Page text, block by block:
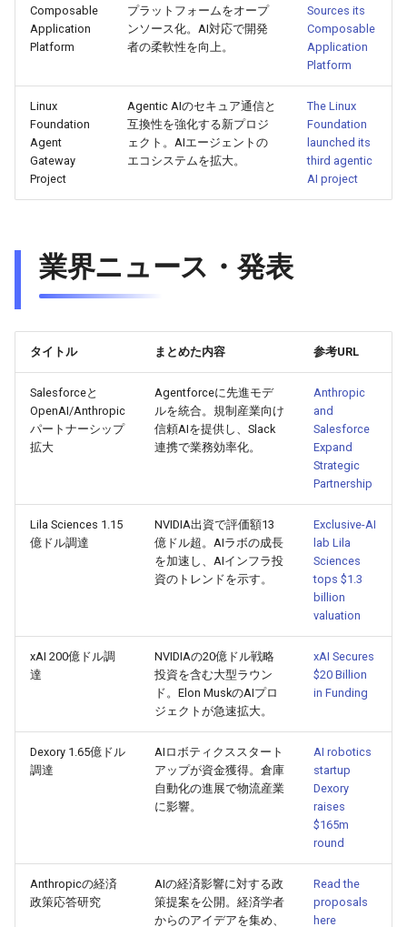
2026-05-07
2026-05-06
2026-05-05
2026-05-04
2026-05-02
2026-04-29
2026-04-28
2026-04-26
2026-04-25
2026-04-23
2026-04-22
2026-04-21
2026-04-20
2026-04-18
2026-04-17
2025-10-22
2025-10-21
2025-10-20
2025-10-19
2025-10-17
2025-10-14
2025-10-13
2025-10-11
2025-10-10
2025-10-08
2025-10-07
2025-10-06
2025-10-05
2025-10-03
2025-10-02
2026-05-07
2026-05-05
2026-05-04
2026-05-02
2026-05-01
2026-04-30
2026-04-29
2026-04-28
2026-04-26
2026-04-23
2026-04-21
2026-04-18
2026-05-04
2026-05-03
2026-05-02
2026-05-01
2026-04-29
2026-04-26
2026-04-25
2026-04-23
2026-04-22
2026-04-20
2026-04-19
2026-04-18
2026-04-17
2026-04-15
2026-04-14
2025-10-22
2025-10-21
2025-10-20
2025-10-19
2025-10-17
2025-10-14
2025-10-13
2025-10-11
2025-10-10
2025-10-08
2025-10-07
2025-10-06
2025-10-05
2025-10-03
2025-10-02
2026-05-03
2026-05-02
2026-05-01
2026-04-30
2026-04-28
2026-04-25
2026-04-24
2026-04-22
2026-04-21
2026-04-19
2026-04-18
2026-04-17
2026-04-16
2026-04-14
2026-04-13
2025-10-22
2025-10-21
2025-10-20
2025-10-19
2025-10-17
2025-10-14
2025-10-13
2025-10-11
2025-10-10
2025-10-08
2025-10-07
2025-10-06
2025-10-05
2025-10-03
2025-10-02
Composable
Application
Platform
プラットフォームをオープ
ンソース化。AI対応で開発
者の柔軟性を向上。
Sources its
Composable
Application
Platform
Linux
Foundation
Agent
Gateway
Project
Agentic AIのセキュア通信と
互換性を強化する新プロジ
ェクト。AIエージェントの
エコシステムを拡大。
The Linux
Foundation
launched its
third agentic
AI project
業界ニュース・発表
タイトル まとめた内容 参考URL
Salesforceと
OpenAI/Anthropic
パートナーシップ
拡大
Agentforceに先進モデ
ルを統合。規制産業向け
信頼AIを提供し、Slack
連携で業務効率化。
Anthropic
and
Salesforce
Expand
Strategic
Partnership
Lila Sciences 1.15
億ドル調達
NVIDIA出資で評価額13
億ドル超。AIラボの成長
を加速し、AIインフラ投
資のトレンドを示す。
Exclusive-AI
lab Lila
Sciences
tops $1.3
billion
valuation
xAI 200億ドル調
達
NVIDIAの20億ドル戦略
投資を含む大型ラウン
ド。Elon MuskのAIプロ
ジェクトが急速拡大。
xAI Secures
$20 Billion
in Funding
Dexory 1.65億ドル
調達
AIロボティクススタート
アップが資金獲得。倉庫
自動化の進展で物流産業
に影響。
AI robotics
startup
Dexory
raises
$165m
round
Anthropicの経済
政策応答研究
AIの経済影響に対する政
策提案を公開。経済学者
からのアイデアを集め、
Read the
proposals
here